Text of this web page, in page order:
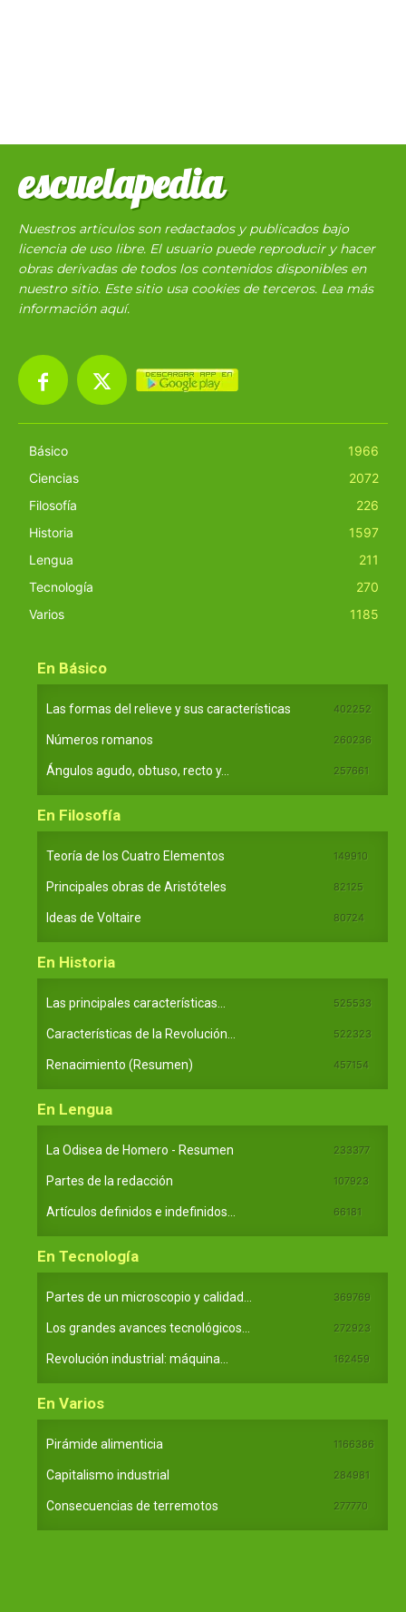
escuelapedia
Nuestros articulos son redactados y publicados bajo
licencia de uso libre. El usuario puede reproducir y hacer
obras derivadas de todos los contenidos disponibles en
nuestro sitio. Este sitio usa cookies de terceros. Lea más
información aquí.
Básico
1966
Ciencias
2072
Filosofía
226
Historia
1597
Lengua
211
Tecnología
270
Varios
1185
En Básico
Las formas del relieve y sus características 402252
Números romanos 260236
Ángulos agudo, obtuso, recto y... 257661
En Filosofía
Teoría de los Cuatro Elementos 149910
Principales obras de Aristóteles 82125
Ideas de Voltaire 80724
En Historia
Las principales características... 525533
Características de la Revolución... 522323
Renacimiento (Resumen) 457154
En Lengua
La Odisea de Homero - Resumen 233377
Partes de la redacción 107923
Artículos definidos e indefinidos... 66181
En Tecnología
Partes de un microscopio y calidad... 369769
Los grandes avances tecnológicos... 272923
Revolución industrial: máquina... 162459
En Varios
Pirámide alimenticia 1166386
Capitalismo industrial 284981
Consecuencias de terremotos 277770